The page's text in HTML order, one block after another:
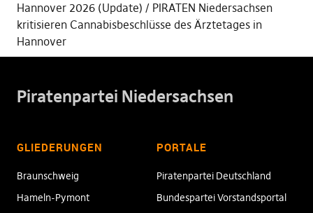
Hannover 2026 (Update)
PIRATEN Niedersachsen
kritisieren Cannabisbeschlüsse des Ärztetages in
Hannover
Piratenpartei Niedersachsen
GLIEDERUNGEN
Braunschweig
Hameln-Pymont
PORTALE
Piratenpartei Deutschland
Bundespartei Vorstandsportal